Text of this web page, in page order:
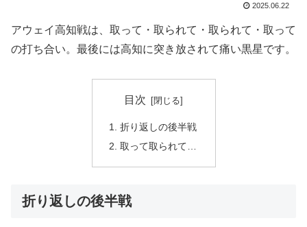
2025.06.22
アウェイ高知戦は、取って・取られて・取られて・取って
の打ち合い。最後には高知に突き放されて痛い黒星です。
目次
折り返しの後半戦
取って取られて…
折り返しの後半戦